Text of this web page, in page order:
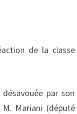
de la classe
par son
Mariani (député